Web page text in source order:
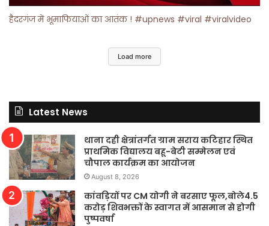
हैदरगंज में भूमाफियाओं का आतंक ! #upnews #viral #viralvideo
Load more
Latest News
थाना दही क्षेत्रांतर्गत ग्राम सराय कटिहार स्थित
प्राथमिक विद्यालय बहू-बेटी सम्मेलन एवं
चौपाल कार्यक्रम का आयोजन
August 8, 2026
कांवड़ियों पर CM योगी ने बरसाए फूल,बोले4.5
करोड़ शिवभक्तों के स्वागत में आसमान से होगी
पुष्पवर्षा